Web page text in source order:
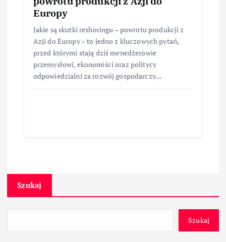
Europy
Jakie są skutki reshoringu – powrotu produkcji z
Azji do Europy – to jedno z kluczowych pytań,
przed którymi stają dziś menedżerowie
przemysłowi, ekonomiści oraz politycy
odpowiedzialni za rozwój gospodarczy…
Szukaj
Szukaj